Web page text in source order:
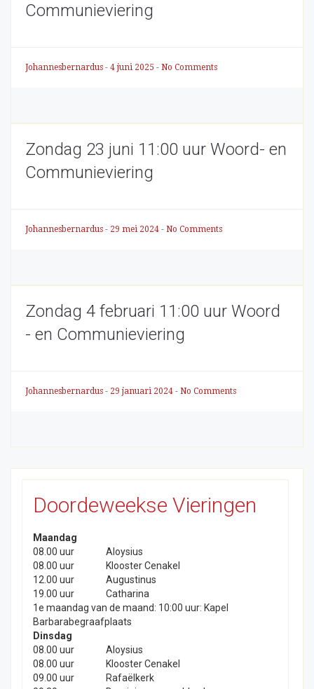
Communieviering
Johannesbernardus - 4 juni 2025 - No Comments
Zondag 23 juni 11:00 uur Woord- en
Communieviering
Johannesbernardus - 29 mei 2024 - No Comments
Zondag 4 februari 11:00 uur Woord
- en Communieviering
Johannesbernardus - 29 januari 2024 - No Comments
Doordeweekse Vieringen
Maandag
08.00 uur
Aloysius
08.00 uur
Klooster Cenakel
12.00 uur
Augustinus
19.00 uur
Catharina
1e maandag van de maand: 10:00 uur: Kapel
Barbarabegraafplaats
Dinsdag
08.00 uur
Aloysius
08.00 uur
Klooster Cenakel
09.00 uur
Rafaëlkerk